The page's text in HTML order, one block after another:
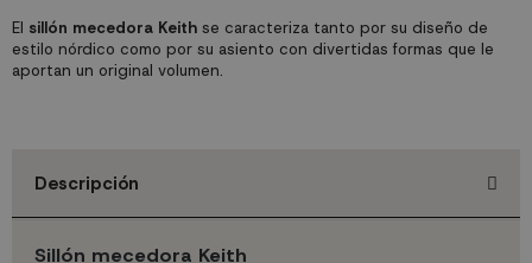
El sillón mecedora Keith se caracteriza tanto por su diseño de
estilo nórdico como por su asiento con divertidas formas que le
aportan un original volumen.
Descripción
Sillón mecedora Keith